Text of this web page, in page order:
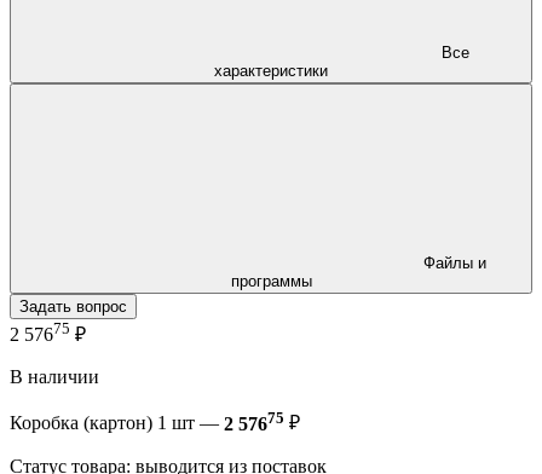
характеристики
программы
Задать вопрос
2 57675 ₽
В наличии
Коробка (картон) 1 шт — 2 57675 ₽
Статус товара: выводится из поставок